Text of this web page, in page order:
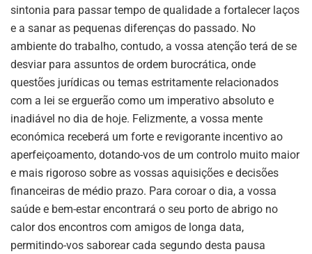
sintonia para passar tempo de qualidade a fortalecer laços
e a sanar as pequenas diferenças do passado. No
ambiente do trabalho, contudo, a vossa atenção terá de se
desviar para assuntos de ordem burocrática, onde
questões jurídicas ou temas estritamente relacionados
com a lei se erguerão como um imperativo absoluto e
inadiável no dia de hoje. Felizmente, a vossa mente
económica receberá um forte e revigorante incentivo ao
aperfeiçoamento, dotando-vos de um controlo muito maior
e mais rigoroso sobre as vossas aquisições e decisões
financeiras de médio prazo. Para coroar o dia, a vossa
saúde e bem-estar encontrará o seu porto de abrigo no
calor dos encontros com amigos de longa data,
permitindo-vos saborear cada segundo desta pausa